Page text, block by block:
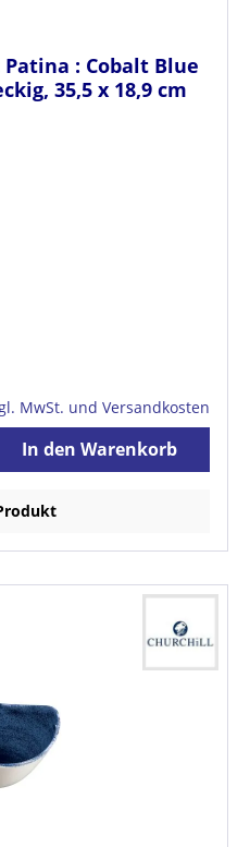
: Cobalt Blue
35,5 x 18,9 cm
MwSt. und Versandkosten
In den Warenkorb